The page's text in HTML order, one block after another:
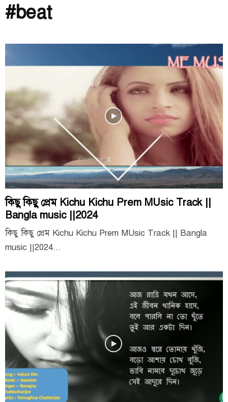
#beat
কিছু কিছু প্রেম Kichu Kichu Prem MUsic Track ||
Bangla music ||2024
কিছু কিছু প্রেম Kichu Kichu Prem MUsic Track || Bangla
music ||2024...